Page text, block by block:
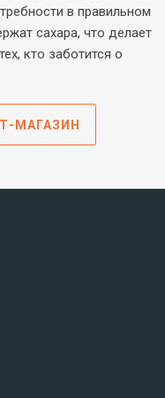
в правильном
сахара, что делает
кто заботится о
МАГАЗИН